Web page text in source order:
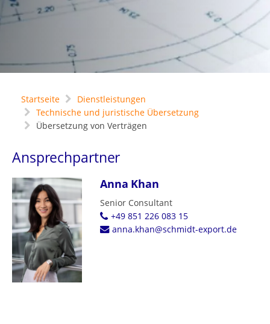
Startseite
Dienstleistungen
Technische und juristische Übersetzung
Übersetzung von Verträgen
Ansprechpartner
Anna Khan
Senior Consultant
+49 851 226 083 15
anna.khan@schmidt-export.de